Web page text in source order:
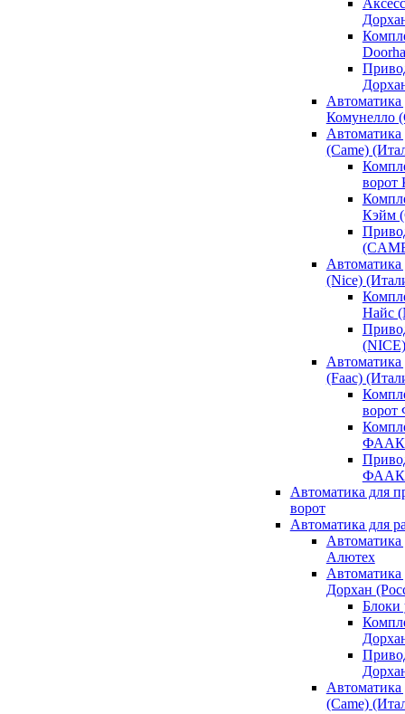
Автоматика
Комунелло
(Came)
ворот
Кэйм
Автоматика
(Nice)
Найс
(NICE)
(Faac)
ФААК
ФААК
Автоматика для
ворот
Автоматика для
Алютех
Дорхан
Блоки
(Came)